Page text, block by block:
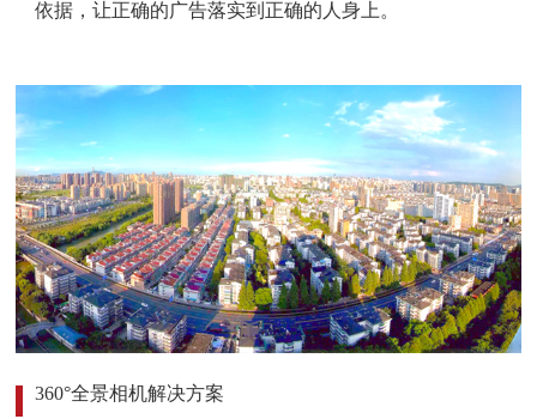
依据，让正确的广告落实到正确的人身上。
360°全景相机解决方案